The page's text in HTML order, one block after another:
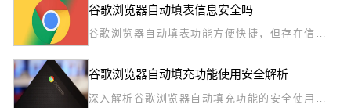
谷歌浏览器自动填表信息安全吗
谷歌浏览器自动填表功能方便快捷，但存在信息
泄露风险，本文分析安全性并提出防护措施。
谷歌浏览器自动填充功能使用安全解析
深入解析谷歌浏览器自动填充功能的安全使用要